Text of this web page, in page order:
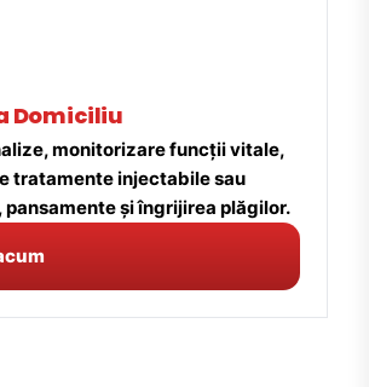
Domiciliu
monitorizare funcții vitale,
tratamente injectabile sau
și îngrijirea plăgilor.